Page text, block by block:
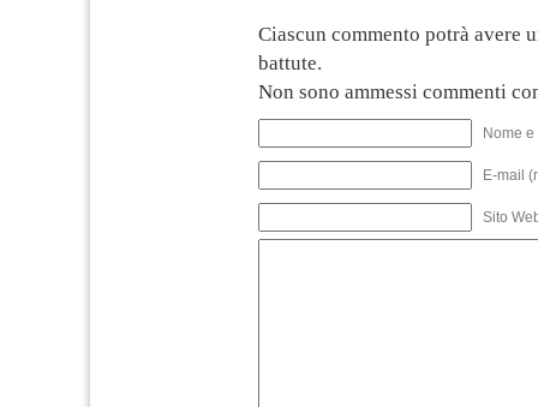
Ciascun commento potrà avere
battute.
Non sono ammessi commenti
Nome
E-mail
Sito